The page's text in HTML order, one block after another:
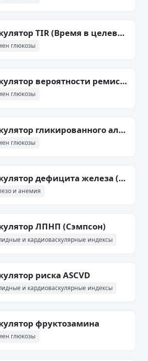
Калькулятор TIR (Время в целевом диапазоне) часы/день
глюкозы
Калькулятор вероятности ремиссии диабета
глюкозы
Калькулятор гликированного альбумина
глюкозы
Калькулятор дефицита железа (Ганцони)
и анемия
ЛПНП (Сэмпсон)
и кардиоваскулярные индексы
риска ASCVD
и кардиоваскулярные индексы
фруктозамина
глюкозы